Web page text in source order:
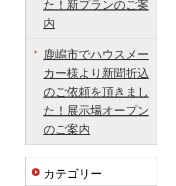
た！新プランのご案
内
鹿嶋市でハウスメー
カー様より新聞折込
のご依頼を頂きまし
た！展示場オープン
のご案内
カテゴリー